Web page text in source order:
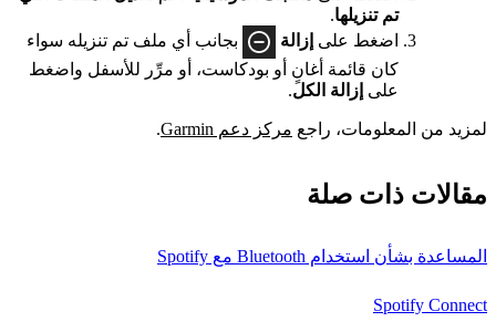
تم تنزيلها.
اضغط على إزالة
بجانب أي ملف تم تنزيله سواء
كان قائمة أغانٍ أو بودكاست، أو مرِّر للأسفل واضغط
على إزالة الكل.
لمزيد من المعلومات، راجع مركز دعم Garmin .
مقالات ذات صلة
المساعدة بشأن استخدام Bluetooth مع Spotify
Spotify Connect